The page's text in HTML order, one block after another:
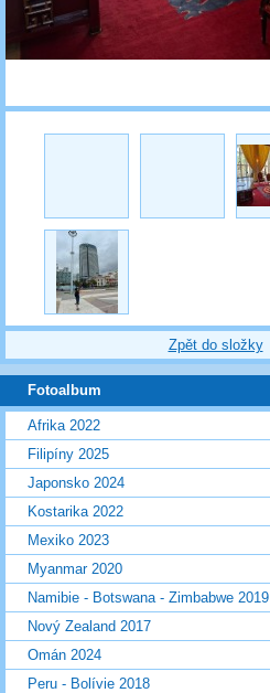
Zpět do složky
Fotoalbum
Afrika 2022
Filipíny 2025
Japonsko 2024
Kostarika 2022
Mexiko 2023
Myanmar 2020
Namibie - Botswana - Zimbabwe 2019
Nový Zealand 2017
Omán 2024
Peru - Bolívie 2018